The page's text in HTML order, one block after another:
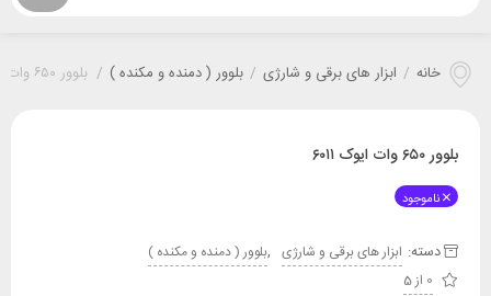
خانه / ابزار های برقی و شارژی / بلوور ( دمنده و مکنده ) / بلوور ۶۵۰ وات ایوک ۶۰۱۱
بلوور ۶۵۰ وات ایوک ۶۰۱۱
ناموجود
دسته: ابزار های برقی و شارژی ,بلوور ( دمنده و مکنده )
0 از 5